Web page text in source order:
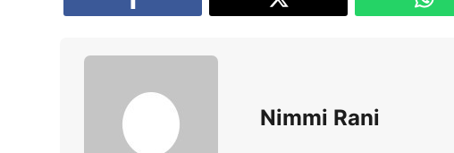
Nimmi Rani